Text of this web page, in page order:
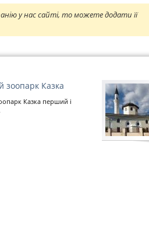
у нас сайті, то можете додати її
зоопарк Казка
Казка перший і